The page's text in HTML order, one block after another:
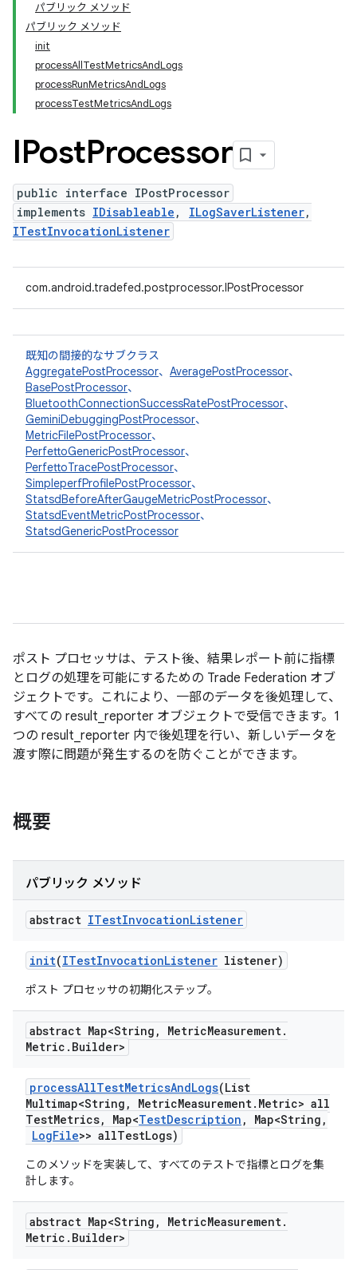
パブリック メソッド
パブリック メソッド
init
processAllTestMetricsAndLogs
processRunMetricsAndLogs
processTestMetricsAndLogs
IPostProcessor
public interface IPostProcessor
implements IDisableable , ILogSaverListener,
ITestInvocationListener
com.android.tradefed.postprocessor.IPostProcessor
既知の間接的なサブクラス
AggregatePostProcessor、 AveragePostProcessor、
BasePostProcessor、
BluetoothConnectionSuccessRatePostProcessor、
GeminiDebuggingPostProcessor、
MetricFilePostProcessor、
PerfettoGenericPostProcessor、
PerfettoTracePostProcessor、
SimpleperfProfilePostProcessor、
StatsdBeforeAfterGaugeMetricPostProcessor、
StatsdEventMetricPostProcessor、
StatsdGenericPostProcessor
ポスト プロセッサは、テスト後、結果レポート前に指標
とログの処理を可能にするための Trade Federation オブ
ジェクトです。これにより、一部のデータを後処理して、
すべての result_reporter オブジェクトで受信できます。1
つの result_reporter 内で後処理を行い、新しいデータを
渡す際に問題が発生するのを防ぐことができます。
概要
パブリック メソッド
abstract ITestInvocationListener
init(ITestInvocationListener listener)
ポスト プロセッサの初期化ステップ。
abstract Map<String , MetricMeasurement.
Metric . Builder>
processAllTestMetricsAndLogs(List
Multimap<String , MetricMeasurement. Metric> all
TestMetrics, Map<TestDescription , Map<String ,
LogFile>> allTestLogs)
このメソッドを実装して、すべてのテストで指標とログを集
計します。
abstract Map<String , MetricMeasurement.
Metric . Builder>